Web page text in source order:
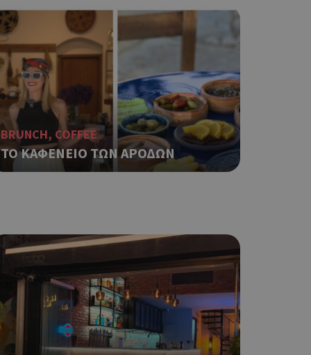
BRUNCH, COFFEE
ΤΟ ΚΑΦΕΝΕΙΟ ΤΩΝ ΑΡΟΔΩΝ
δηλαδή να
στον χρήστη
είναι το
push down
δηλαδή να
στον χρήστη
όπως είναι το
push down
την
είναι
ο
ένα καλό
δηλαδή να
στον χρήστη
όπως είναι το